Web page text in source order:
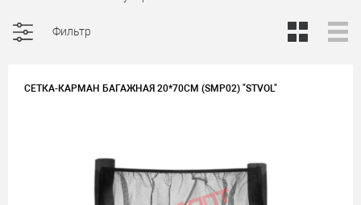
Фильтр
СЕТКА-КАРМАН БАГАЖНАЯ 20*70СМ (SMP02) "STVOL"